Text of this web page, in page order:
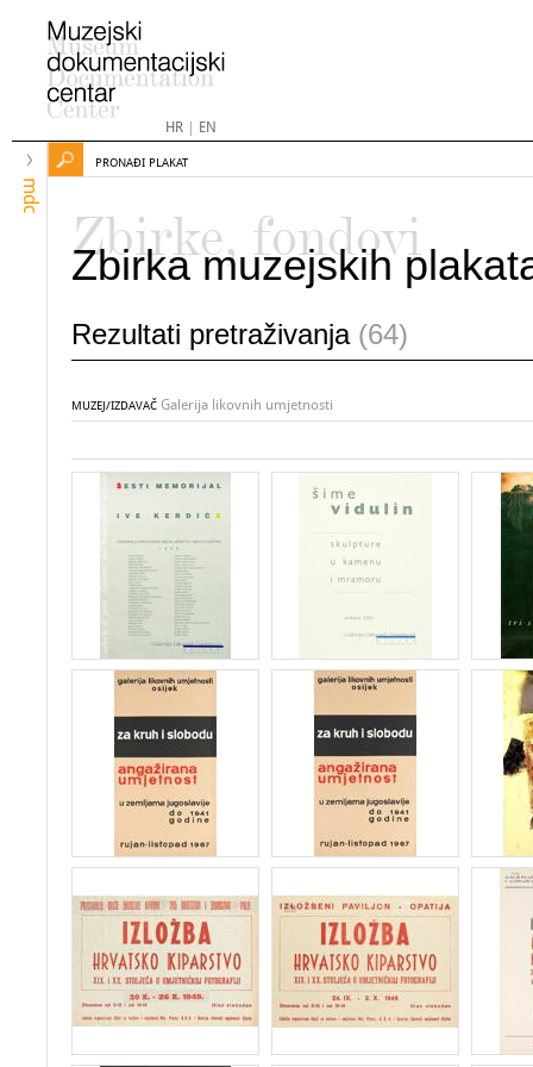
HR| EN
mdc
PRONAĐI PLAKAT
Zbirke, fondovi
Zbirka muzejskih
Rezultati pretraživanja (64)
MUZEJ/IZDAVAČ Galerija likovnih umjetnosti